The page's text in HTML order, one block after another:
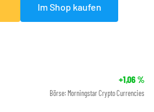
Im Shop kaufen
+1,06%
Börse: Morningstar Crypto Currencies